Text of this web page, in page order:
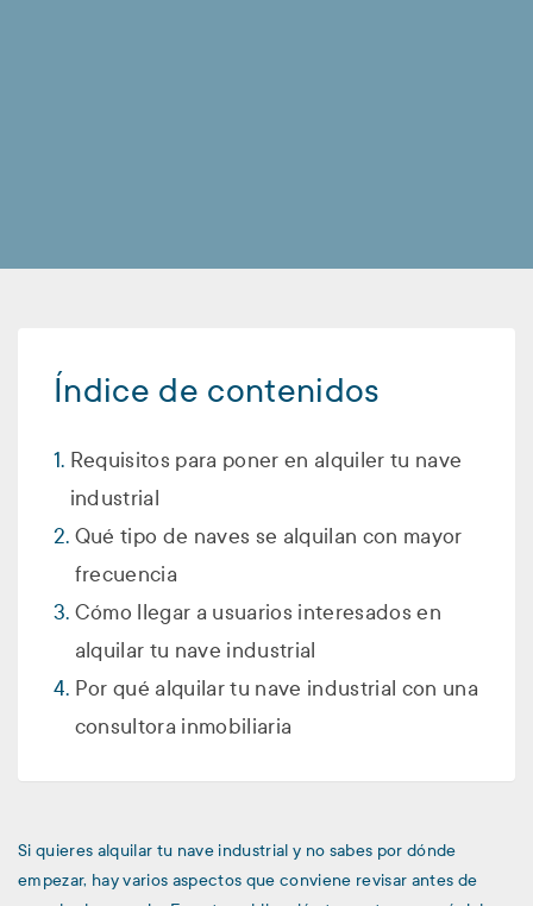
Índice de contenidos
Requisitos para poner en alquiler tu nave
industrial
Qué tipo de naves se alquilan con mayor
frecuencia
Cómo llegar a usuarios interesados en
alquilar tu nave industrial
Por qué alquilar tu nave industrial con una
consultora inmobiliaria
Si quieres alquilar tu nave industrial y no sabes por dónde
empezar, hay varios aspectos que conviene revisar antes de